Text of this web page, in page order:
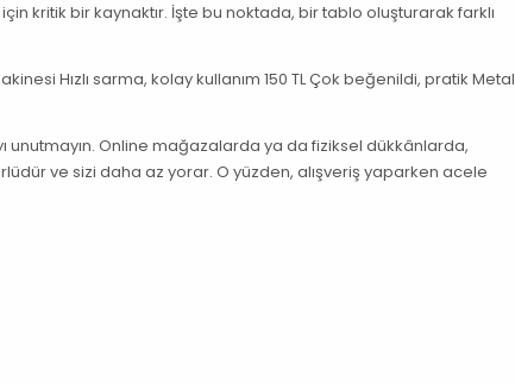
kritik bir kaynaktır. İşte bu noktada, bir tablo oluşturarak farklı
Hızlı sarma, kolay kullanım 150 TL Çok beğenildi, pratik Metal
unutmayın. Online mağazalarda ya da fiziksel dükkânlarda,
ve sizi daha az yorar. O yüzden, alışveriş yaparken acele